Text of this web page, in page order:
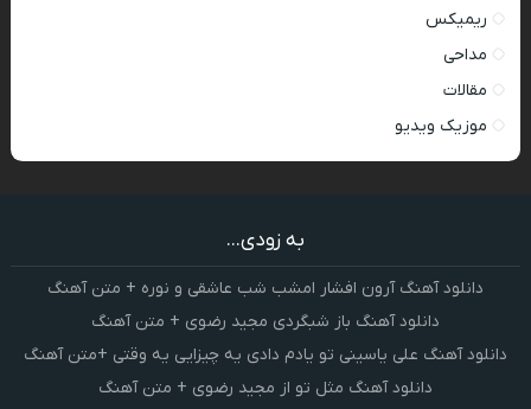
ریمیکس
مداحی
مقالات
موزیک ویدیو
به زودی...
دانلود آهنگ آرون افشار امشب شب عاشقی و نوره + متن آهنگ
دانلود آهنگ باز شبگردی مجید رضوی + متن آهنگ
دانلود آهنگ علی یاسینی تو یادم دادی یه چیزایی یه وقتی +متن آهنگ
دانلود آهنگ مثل تو از مجید رضوی + متن آهنگ